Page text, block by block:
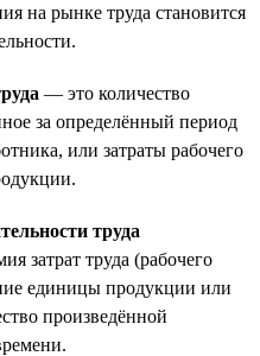
на рынке труда становится
— это количество
за определённый период
или затраты рабочего
труда
затрат труда (рабочего
единицы продукции или
произведённой